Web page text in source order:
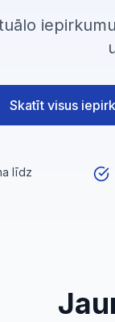
Skatīt visus
līdz